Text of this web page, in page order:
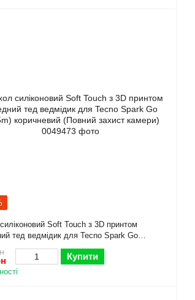
Soft Touch з 3D принтом
тед ведмідик для Tecno Spark Go
коричневий (Повний захист камери)
Купити